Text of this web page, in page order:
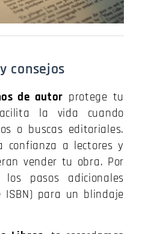
consejos
de autor protege tu
la vida cuando
o buscas editoriales.
confianza a lectores y
vender tu obra. Por
los pasos adicionales
ISBN) para un blindaje